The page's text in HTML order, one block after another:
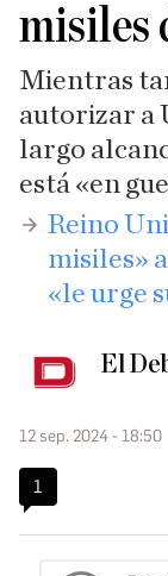
misiles
Mientras
autorizar a
largo
está «en
Reino
misiles»
«le urge
El
12 sep. 2024 - 18:50
1